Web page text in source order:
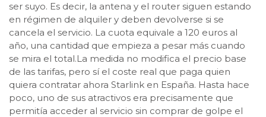
ser suyo. Es decir, la antena y el router siguen estando
en régimen de alquiler y deben devolverse si se
cancela el servicio. La cuota equivale a 120 euros al
año, una cantidad que empieza a pesar más cuando
se mira el total.La medida no modifica el precio base
de las tarifas, pero sí el coste real que paga quien
quiera contratar ahora Starlink en España. Hasta hace
poco, uno de sus atractivos era precisamente que
permitía acceder al servicio sin comprar de golpe el